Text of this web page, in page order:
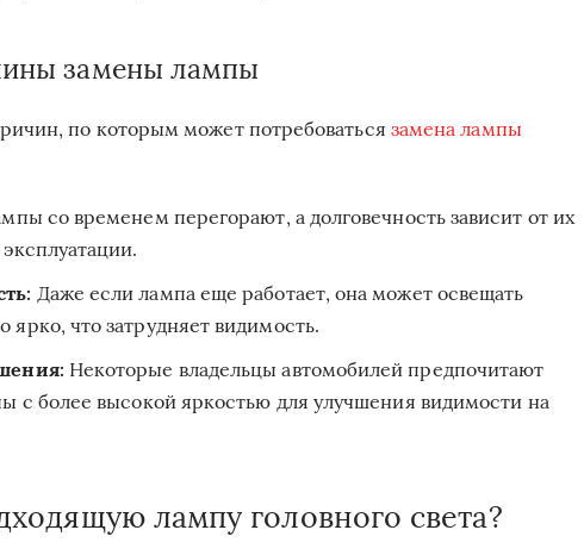
замены лампы
по которым может потребоваться замена лампы
со временем перегорают, а долговечность зависит от их
Даже если лампа еще работает, она может освещать
ярко, что затрудняет видимость.
Некоторые владельцы автомобилей предпочитают
с более высокой яркостью для улучшения видимости на
лампу головного света?